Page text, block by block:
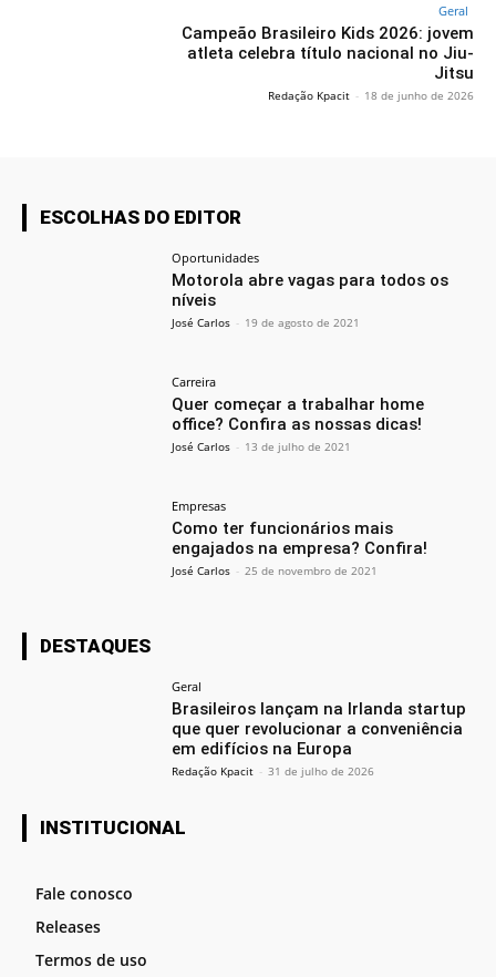
Geral
Campeão Brasileiro Kids 2026: jovem
atleta celebra título nacional no Jiu-
Jitsu
Redação Kpacit - 18 de junho de 2026
ESCOLHAS DO EDITOR
Oportunidades
Motorola abre vagas para todos os
níveis
José Carlos - 19 de agosto de 2021
Carreira
Quer começar a trabalhar home
office? Confira as nossas dicas!
José Carlos - 13 de julho de 2021
Empresas
Como ter funcionários mais
engajados na empresa? Confira!
José Carlos - 25 de novembro de 2021
DESTAQUES
Geral
Brasileiros lançam na Irlanda startup
que quer revolucionar a conveniência
em edifícios na Europa
Redação Kpacit - 31 de julho de 2026
INSTITUCIONAL
Fale conosco
Releases
Termos de uso